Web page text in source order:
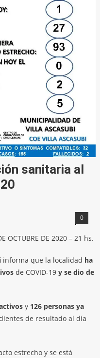
sanitaria al
0
OCTUBRE DE 2020 – 21 hs.
informa que la localidad ha
de COVID-19 y se dio de
y 126 personas ya
de resultado al día
estrecho y se está